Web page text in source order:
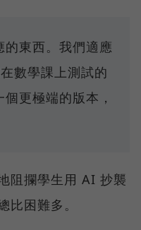
東西。我們適應
數學課上測試的
更極端的版本，
阻攔學生用 AI 抄襲
比困難多。